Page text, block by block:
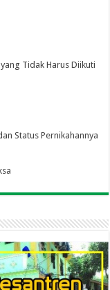
Tidak Harus Diikuti
Status Pernikahannya